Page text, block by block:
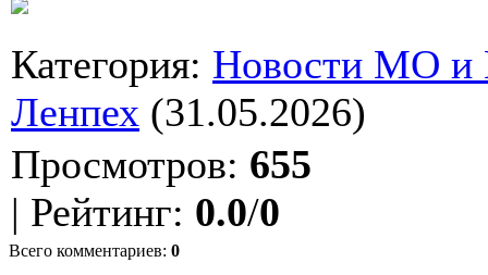
Категория: Новости МО
Ленпех (31.05.2026)
Просмотров: 655
| Рейтинг: 0.0/0
Всего комментариев: 0